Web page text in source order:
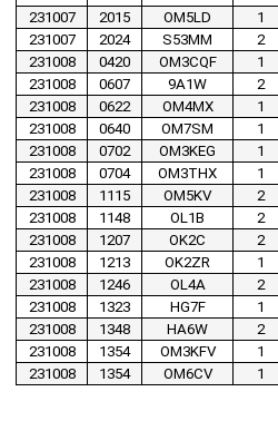
231007
2015 OM5LD 1
231007
2024 S53MM 2
231008
0420 OM3CQF 1
231008
0607 9A1W 2
231008
0622 OM4MX 1
231008
0640 OM7SM 1
231008
0702 OM3KEG 1
231008
0704 OM3THX 1
231008
1115 OM5KV 2
231008
1148 OL1B 2
231008
1207 OK2C 2
231008
1213 OK2ZR 1
231008
1246 OL4A 2
231008
1323 HG7F 1
231008
1348 HA6W 2
231008
1354 OM3KFV 1
231008
1354 OM6CV 1